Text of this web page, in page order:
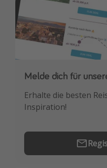
Melde dich für
Erhalte die besten
Inspiration!
Downloade unsere
Buche die besten
Erstes.